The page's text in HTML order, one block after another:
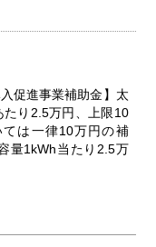
促進事業補助金】太
たり2.5万円、上限10
は一律10万円の補
量1kWh当たり2.5万